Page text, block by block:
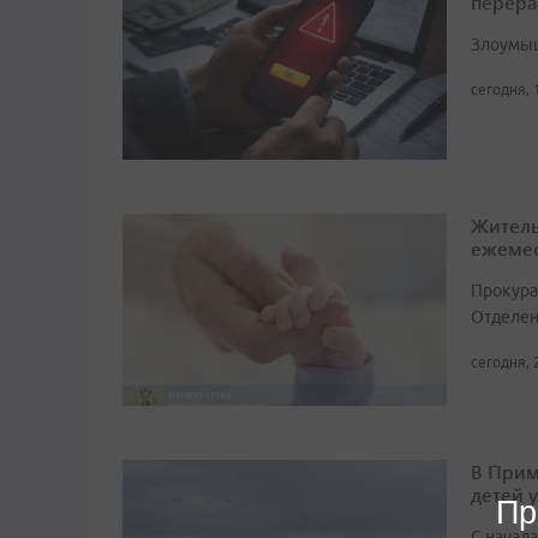
сегодня,
сегодня,
В
детей